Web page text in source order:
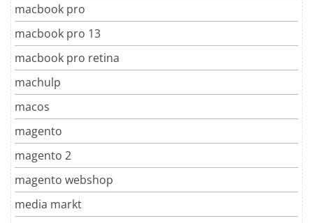
macbook pro
macbook pro 13
macbook pro retina
machulp
macos
magento
magento 2
magento webshop
media markt